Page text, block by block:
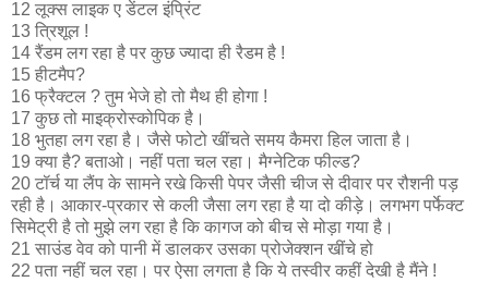
12 लूक्स लाइक ए डेंटल इंप्रिंट
13 त्रिशूल !
14 रैंडम लग रहा है पर कुछ ज्यादा ही रैडम है !
15 हीटमैप?
16 फ्रैक्टल ? तुम भेजे हो तो मैथ ही होगा !
17 कुछ तो माइक्रोस्कोपिक है।
18 भुतहा लग रहा है। जैसे फोटो खींचते समय कैमरा हिल जाता है।
19 क्या है? बताओ। नहीं पता चल रहा। मैग्नेटिक फील्ड?
20 टॉर्च या लैंप के सामने रखे किसी पेपर जैसी चीज से दीवार पर रौशनी पड़
रही है। आकार-प्रकार से कली जैसा लग रहा है या दो कीड़े। लगभग पर्फेक्ट
सिमेट्री है तो मुझे लग रहा है कि कागज को बीच से मोड़ा गया है।
21 साउंड वेव को पानी में डालकर उसका प्रोजेक्शन खींचे हो
22 पता नहीं चल रहा। पर ऐसा लगता है कि ये तस्वीर कहीं देखी है मैंने !